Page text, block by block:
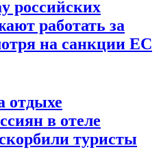
российских
работать за
на санкции ЕС
отдыхе
в отеле
туристы